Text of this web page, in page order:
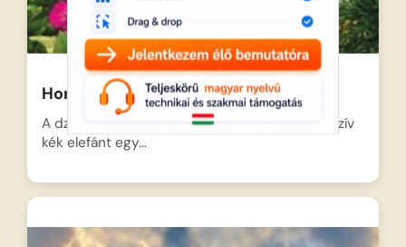
Horton, A kék elefánt
A dzsungel mélyén sétálva a hatalmas, csupaszív
kék elefánt egy…